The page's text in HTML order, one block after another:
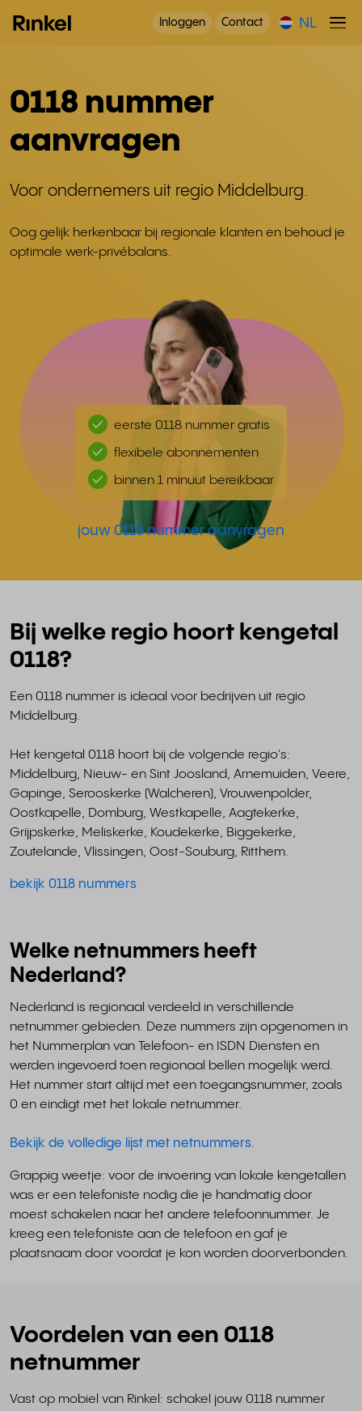
Inloggen Contact NL
0118 nummer
aanvragen
Voor ondernemers uit regio Middelburg.
Oog gelijk herkenbaar bij regionale klanten en behoud je
optimale werk-privébalans.
eerste 0118 nummer gratis
flexibele abonnementen
binnen 1 minuut bereikbaar
jouw 0118 nummer aanvragen
Bij welke regio hoort kengetal
0118?
Een 0118 nummer is ideaal voor bedrijven uit regio
Middelburg.
Het kengetal 0118 hoort bij de volgende regio's:
Middelburg, Nieuw- en Sint Joosland, Arnemuiden, Veere,
Gapinge, Serooskerke (Walcheren), Vrouwenpolder,
Oostkapelle, Domburg, Westkapelle, Aagtekerke,
Grijpskerke, Meliskerke, Koudekerke, Biggekerke,
Zoutelande, Vlissingen, Oost-Souburg, Ritthem.
bekijk 0118 nummers
Welke netnummers heeft
Nederland?
Nederland is regionaal verdeeld in verschillende
netnummer gebieden. Deze nummers zijn opgenomen in
het Nummerplan van Telefoon- en ISDN Diensten en
werden ingevoerd toen regionaal bellen mogelijk werd.
Het nummer start altijd met een toegangsnummer, zoals
0 en eindigt met het lokale netnummer.
Bekijk de volledige lijst met netnummers.
Grappig weetje: voor de invoering van lokale kengetallen
was er een telefoniste nodig die je handmatig door
moest schakelen naar het andere telefoonnummer. Je
kreeg een telefoniste aan de telefoon en gaf je
plaatsnaam door voordat je kon worden doorverbonden.
Voordelen van een 0118
netnummer
Vast op mobiel van Rinkel: schakel jouw 0118 nummer